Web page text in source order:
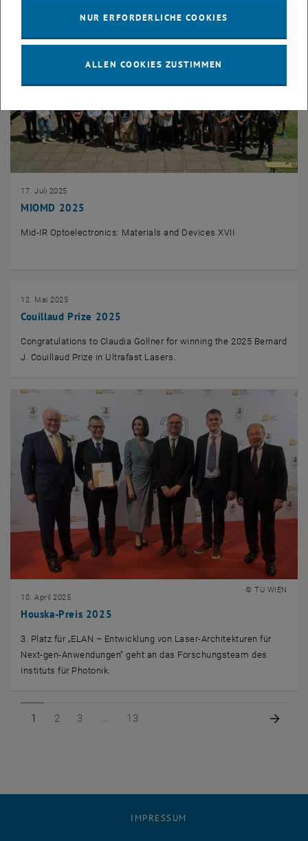
MIOMD 2025
17. Juli 2025
Mid-IR Optoelectronics: ​Materials and Devices XVII
Couillaud Prize 2025
12. Mai 2025
Congratulations to Claudia Gollner for winning the 2025 Bernard
J. Couillaud Prize in Ultrafast Lasers.
Houska-Preis 2025
10. April 2025
© TU WIEN
3. Platz für „ELAN – Entwicklung von Laser-Architekturen für
Next-gen-Anwendungen“ geht an das Forschungsteam des
Instituts für Photonik.
Seite 1 von 13
1 Seite 2 von 13
2 Seite 3 von 13
3 Seite 13 von 13
13
IMPRESSUM
NUR ERFORDERLICHE COOKIES
ALLEN COOKIES ZUSTIMMEN